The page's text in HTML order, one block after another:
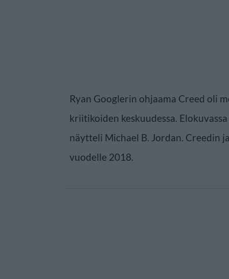
Ryan Googlerin ohjaama Creed oli
kriitikoiden keskuudessa.
näytteli Michael B. Jordan. Creedin
vuodelle 2018.